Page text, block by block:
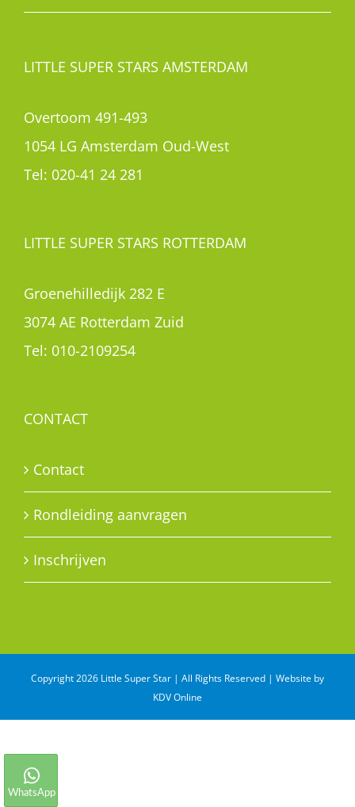
LITTLE SUPER STARS AMSTERDAM
Overtoom 491-493
1054 LG Amsterdam Oud-West
Tel: 020-41 24 281
LITTLE SUPER STARS ROTTERDAM
Groenehilledijk 282 E
3074 AE Rotterdam Zuid
Tel: 010-2109254
CONTACT
Contact
Rondleiding aanvragen
Inschrijven
Copyright 2026 Little Super Star | All Rights Reserved | Website by
KDV Online
WhatsApp